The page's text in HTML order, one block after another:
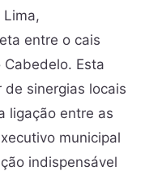
entre o cais
Esta
sinergias locais
ligação entre as
municipal
indispensável